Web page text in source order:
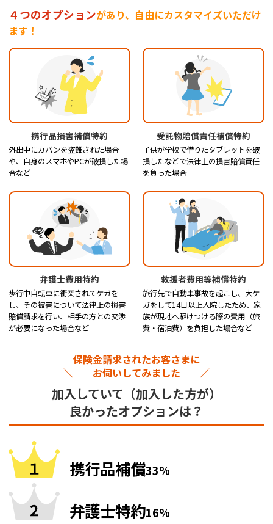
４つのオプションがあり、自由にカスタマイズいただけ
ます！
携行品損害補償特約
外出中にカバンを盗難された場合
や、自身のスマホやPCが破損した場
合など
受託物賠償責任補償特約
子供が学校で借りたタブレットを破
損したなどで法律上の損害賠償責任
を負った場合
弁護士費用特約
歩行中自転車に衝突されてケガを
し、その被害について法律上の損害
賠償請求を行い、相手の方との交渉
が必要になった場合など
救援者費用等補償特約
旅行先で自動車事故を起こし、大ケ
ガをして14日以上入院したため、家
族が現地へ駆けつける際の費用（旅
費・宿泊費）を負担した場合など
保険金請求されたお客さまに
＼ お伺いしてみました ／
加入していて（加入した方が）
良かったオプションは？
携行品補償33%
弁護士特約16%